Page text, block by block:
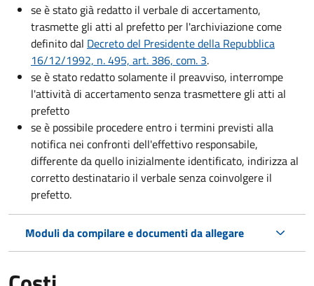
se è stato già redatto il verbale di accertamento,
trasmette gli atti al prefetto per l'archiviazione come
definito dal Decreto del Presidente della Repubblica
16/12/1992, n. 495, art. 386, com. 3.
se è stato redatto solamente il preavviso, interrompe
l'attività di accertamento senza trasmettere gli atti al
prefetto
se è possibile procedere entro i termini previsti alla
notifica nei confronti dell'effettivo responsabile,
differente da quello inizialmente identificato, indirizza al
corretto destinatario il verbale senza coinvolgere il
prefetto.
Moduli da compilare e documenti da allegare